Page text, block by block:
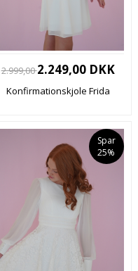
2.999,002.249,00 DKK
Konfirmationskjole Frida
Spar
25%